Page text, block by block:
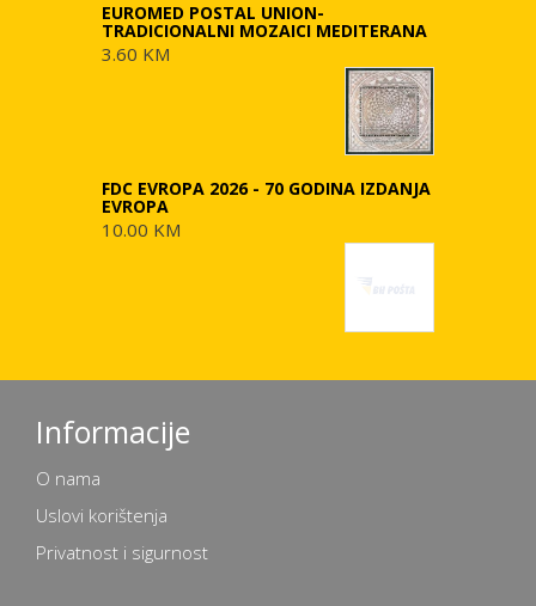
EUROMED POSTAL UNION-
TRADICIONALNI MOZAICI MEDITERANA
3.60 KM
FDC EVROPA 2026 - 70 GODINA IZDANJA
EVROPA
10.00 KM
Informacije
O nama
Uslovi korištenja
Privatnost i sigurnost